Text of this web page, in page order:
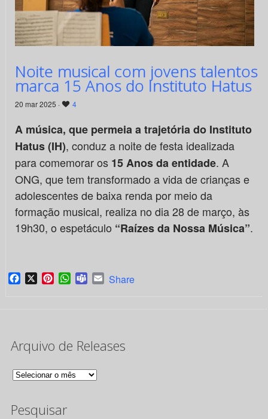
Noite musical com jovens talentos
marca 15 Anos do Instituto Hatus
20 mar 2025 · 4
A música, que permeia a trajetória do Instituto
Hatus (IH), conduz a noite de festa idealizada
para comemorar os 15 Anos da entidade. A
ONG, que tem transformado a vida de crianças e
adolescentes de baixa renda por meio da
formação musical, realiza no dia 28 de março, às
19h30, o espetáculo “Raízes da Nossa Música”.
Facebook
X PinterestWhatsApp
TeamsEmail
Share
Arquivo de Releases
Arquivo
Releases
Pesquisar